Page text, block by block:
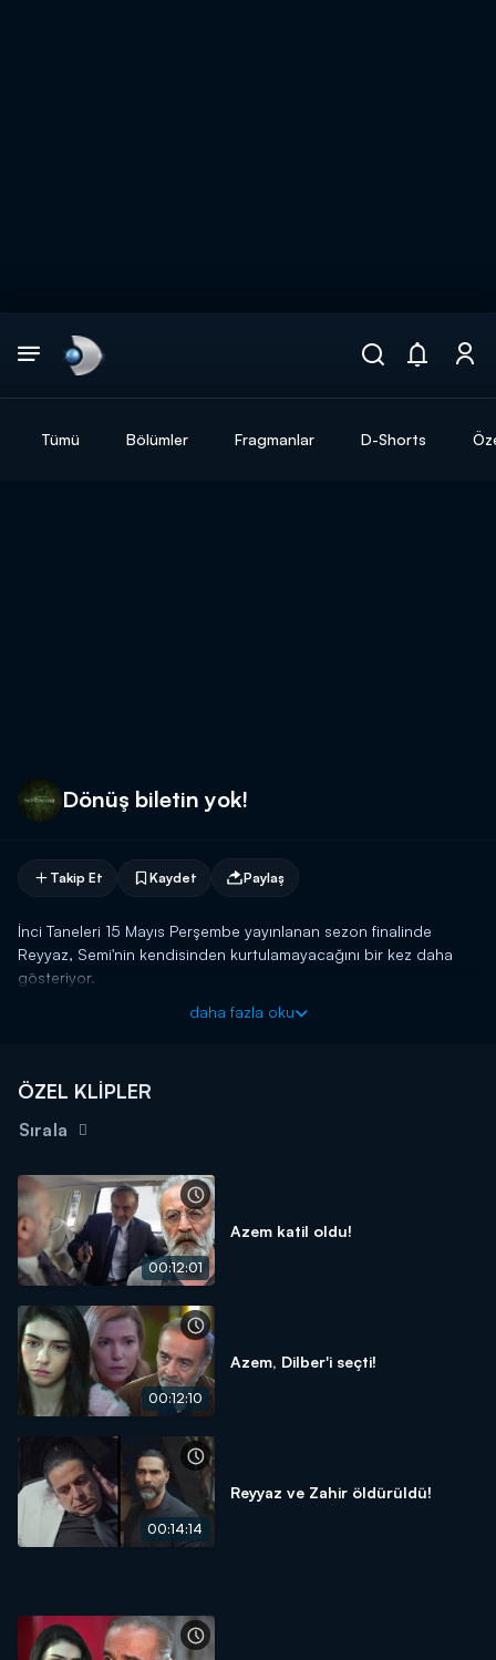
Tümü Bölümler Fragmanlar D-Shorts
Dönüş biletin yok!
Takip Et Kaydet Paylaş
İnci Taneleri 15 Mayıs Perşembe yayınlanan sezon finalinde
Reyyaz, Semi'nin kendisinden kurtulamayacağını bir kez daha
gösteriyor.
İnci Taneleri sezon finaliyle perşembe akşamı 20.00'de Kanal
daha fazla oku
ÖZEL KLİPLER
Sırala
00:12:01
Azem katil oldu!
00:12:10
Azem, Dilber'i seçti!
00:14:14
Reyyaz ve Zahir öldürüldü!